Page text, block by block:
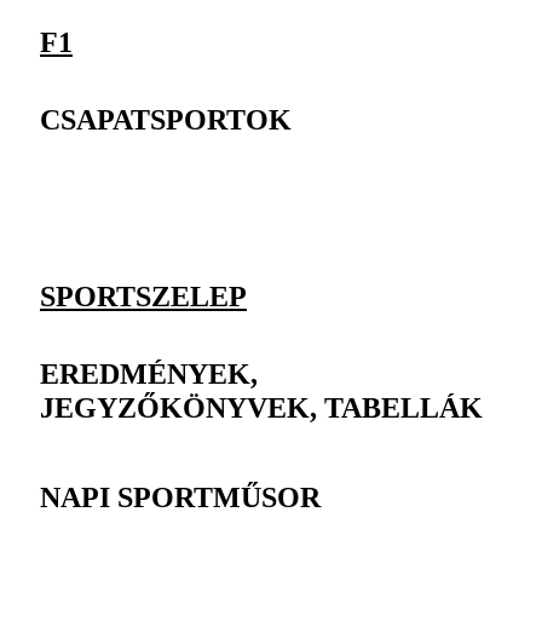
F1
CSAPATSPORTOK
SPORTSZELEP
EREDMÉNYEK,
JEGYZŐKÖNYVEK, TABELLÁK
NAPI SPORTMŰSOR